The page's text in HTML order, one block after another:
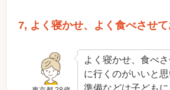
7, よく寝かせ、よく食べさせて
よく寝かせ、食べ
に行くのがいいと